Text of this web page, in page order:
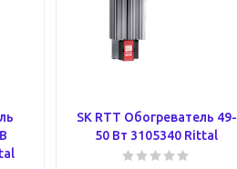
SK RTT Обогреватель 49-
50 Вт 3105340 Rittal